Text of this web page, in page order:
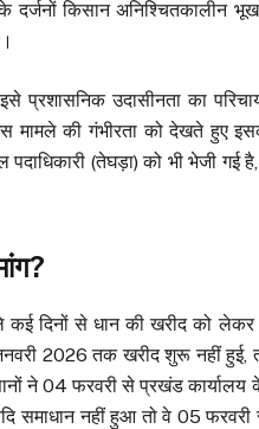
दर्जनों किसान अनिश्चितकालीन
प्रशासनिक उदासीनता का
की गंभीरता को देखते हुए
(तेघड़ा) को भी भेजी गई
कई दिनों से धान की खरीद को
2026 तक खरीद शुरू नहीं हुई,
ने 04 फरवरी से प्रखंड
समाधान नहीं हुआ तो वे 05